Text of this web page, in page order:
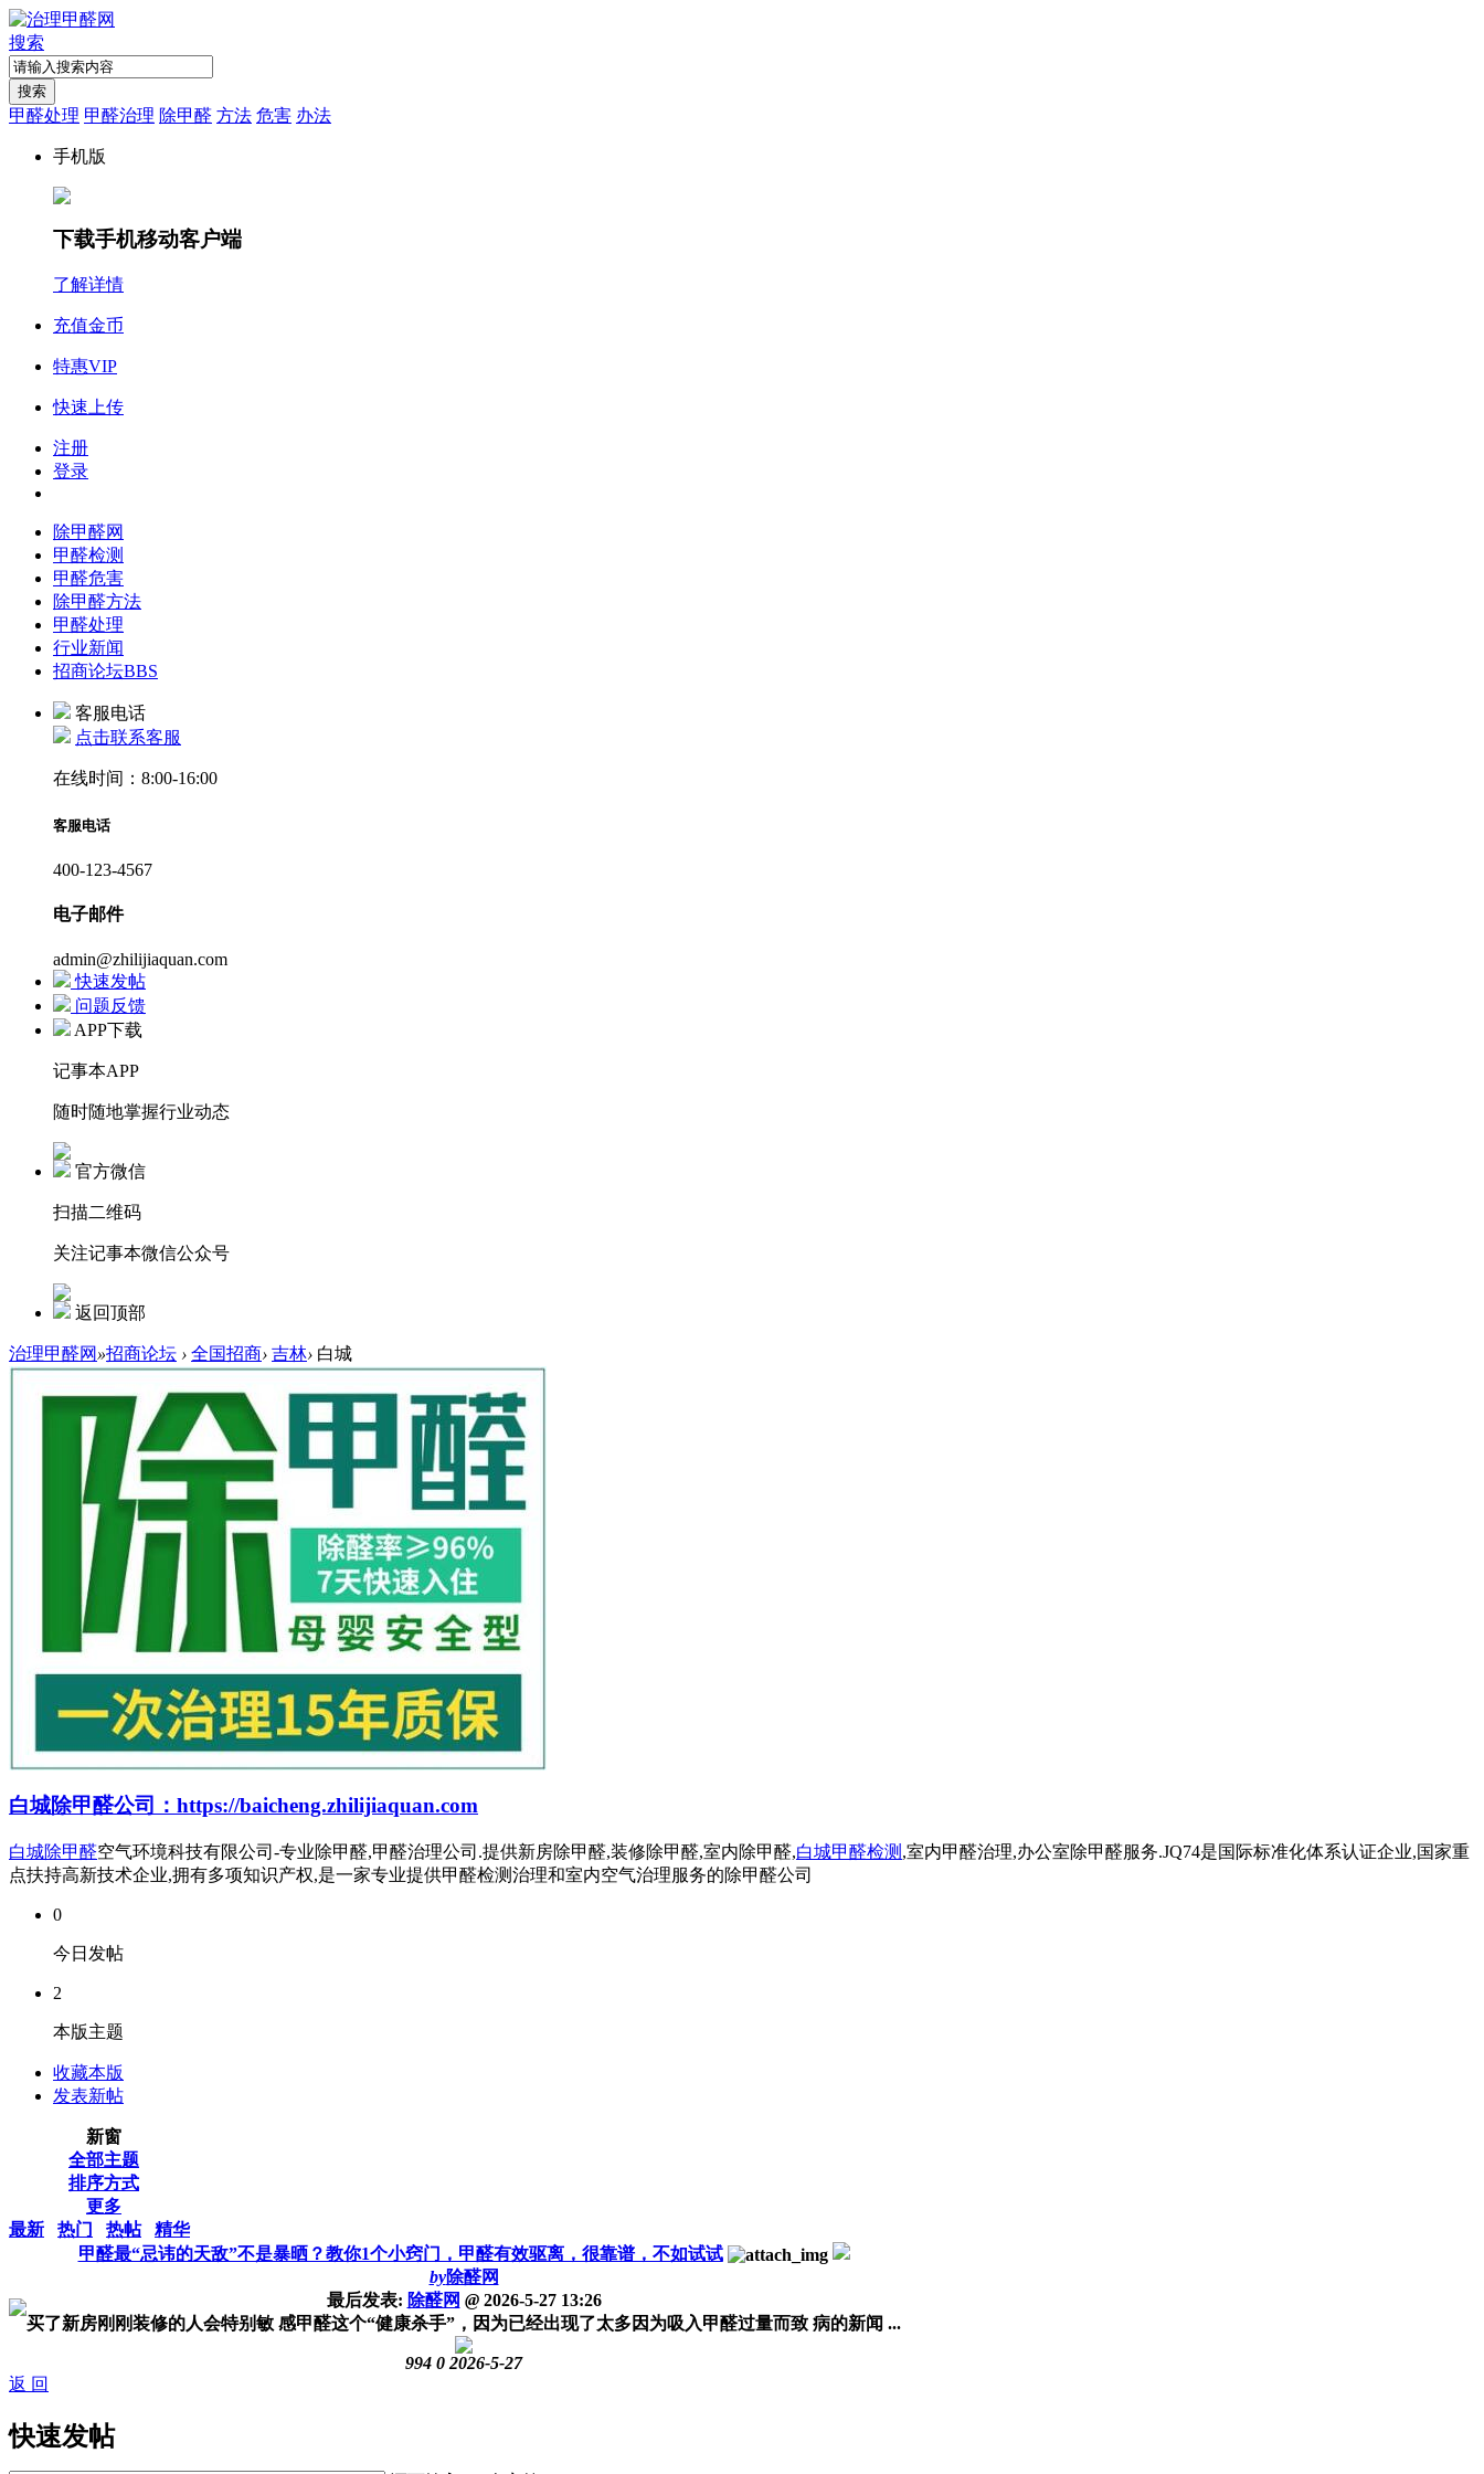
搜索
搜索
甲醛处理 甲醛治理 除甲醛 方法 危害 办法
手机版
下载手机移动客户端
了解详情
充值金币
特惠VIP
快速上传
注册
登录
除甲醛网
甲醛检测
甲醛危害
除甲醛方法
甲醛处理
行业新闻
招商论坛BBS
客服电话
点击联系客服
在线时间：8:00-16:00
客服电话
400-123-4567
电子邮件
admin@zhilijiaquan.com
快速发帖
问题反馈
APP下载
记事本APP
随时随地掌握行业动态
官方微信
扫描二维码
关注记事本微信公众号
返回顶部
治理甲醛网 »招商论坛 › 全国招商› 吉林› 白城
白城除甲醛公司：https://baicheng.zhilijiaquan.com
白城除甲醛空气环境科技有限公司-专业除甲醛,甲醛治理公司.提供新房除甲醛,装修除甲醛,室内除甲醛,白城甲醛检测 ,室内甲醛治理,办公室除甲醛服务.JQ74是国际标准化体系认证企业,国家重
点扶持高新技术企业,拥有多项知识产权,是一家专业提供甲醛检测治理和室内空气治理服务的除甲醛公司
0
今日发帖
2
本版主题
收藏本版
发表新帖
新窗
全部主题
排序方式
更多
最新
热门 热帖
精华
甲醛最“忌讳的天敌”不是暴晒？教你1个小窍门，甲醛有效驱离，很靠谱，不如试试
by除醛网
最后发表: 除醛网 @2026-5-27 13:26
买了新房刚刚装修的人会特别敏 感甲醛这个“健康杀手”，因为已经出现了太多因为吸入甲醛过量而致 病的新闻 ...
994 0 2026-5-27
返 回
快速发帖